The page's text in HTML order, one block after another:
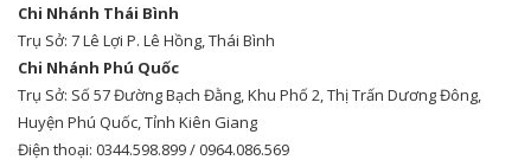
Chi Nhánh Thái Bình
Trụ Sở: 7 Lê Lợi P. Lê Hồng, Thái Bình
Chi Nhánh Phú Quốc
Trụ Sở: Số 57 Đường Bạch Đằng, Khu Phố 2, Thị Trấn Dương Đông,
Huyện Phú Quốc, Tỉnh Kiên Giang
Điện thoại: 0344.598.899 / 0964.086.569